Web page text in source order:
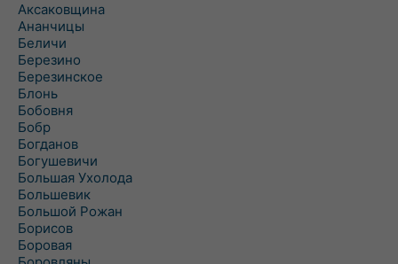
Аксаковщина
Ананчицы
Беличи
Березино
Березинское
Блонь
Бобовня
Бобр
Богданов
Богушевичи
Большая Ухолода
Большевик
Большой Рожан
Борисов
Боровая